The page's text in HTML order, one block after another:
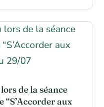
de la séance
aux